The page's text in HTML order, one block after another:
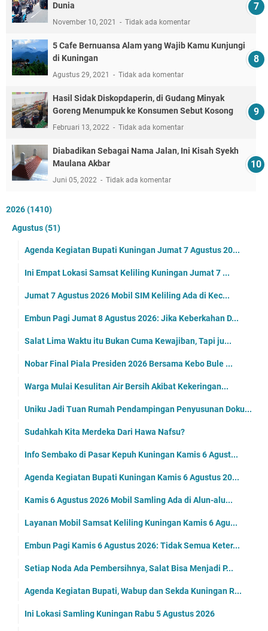
Dunia
November 10, 2021 Tidak ada komentar
5 Cafe Bernuansa Alam yang Wajib Kamu Kunjungi
di Kuningan
Agustus 29, 2021 Tidak ada komentar
Hasil Sidak Diskopdaperin, di Gudang Minyak
Goreng Menumpuk ke Konsumen Sebut Kosong
Februari 13, 2022 Tidak ada komentar
Diabadikan Sebagai Nama Jalan, Ini Kisah Syekh
Maulana Akbar
Juni 05, 2022 Tidak ada komentar
2026(1410)
Agustus(51)
Agenda Kegiatan Bupati Kuningan Jumat 7 Agustus 20...
Ini Empat Lokasi Samsat Keliling Kuningan Jumat 7 ...
Jumat 7 Agustus 2026 Mobil SIM Keliling Ada di Kec...
Embun Pagi Jumat 8 Agustus 2026: Jika Keberkahan D...
Salat Lima Waktu itu Bukan Cuma Kewajiban, Tapi ju...
Nobar Final Piala Presiden 2026 Bersama Kebo Bule ...
Warga Mulai Kesulitan Air Bersih Akibat Kekeringan...
Uniku Jadi Tuan Rumah Pendampingan Penyusunan Doku...
Sudahkah Kita Merdeka Dari Hawa Nafsu?
Info Sembako di Pasar Kepuh Kuningan Kamis 6 Agust...
Agenda Kegiatan Bupati Kuningan Kamis 6 Agustus 20...
Kamis 6 Agustus 2026 Mobil Samling Ada di Alun-alu...
Layanan Mobil Samsat Keliling Kuningan Kamis 6 Agu...
Embun Pagi Kamis 6 Agustus 2026: Tidak Semua Keter...
Setiap Noda Ada Pembersihnya, Salat Bisa Menjadi P...
Agenda Kegiatan Bupati, Wabup dan Sekda Kuningan R...
Ini Lokasi Samling Kuningan Rabu 5 Agustus 2026